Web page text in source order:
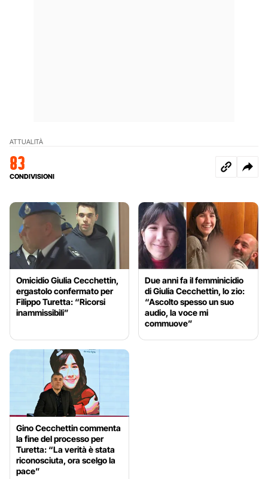
ATTUALITÀ
83
CONDIVISIONI
Omicidio Giulia Cecchettin,
ergastolo confermato per
Filippo Turetta: “Ricorsi
inammissibili”
Due anni fa il femminicidio
di Giulia Cecchettin, lo zio:
“Ascolto spesso un suo
audio, la voce mi
commuove”
Gino Cecchettin commenta
la fine del processo per
Turetta: “La verità è stata
riconosciuta, ora scelgo la
pace”